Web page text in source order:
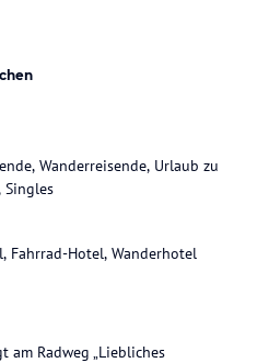
Wanderreisende, Urlaub zu
Singles
Fahrrad-Hotel, Wanderhotel
am Radweg „Liebliches